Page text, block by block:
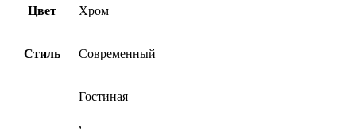
Цвет Хром
Стиль Современный
Гостиная
,